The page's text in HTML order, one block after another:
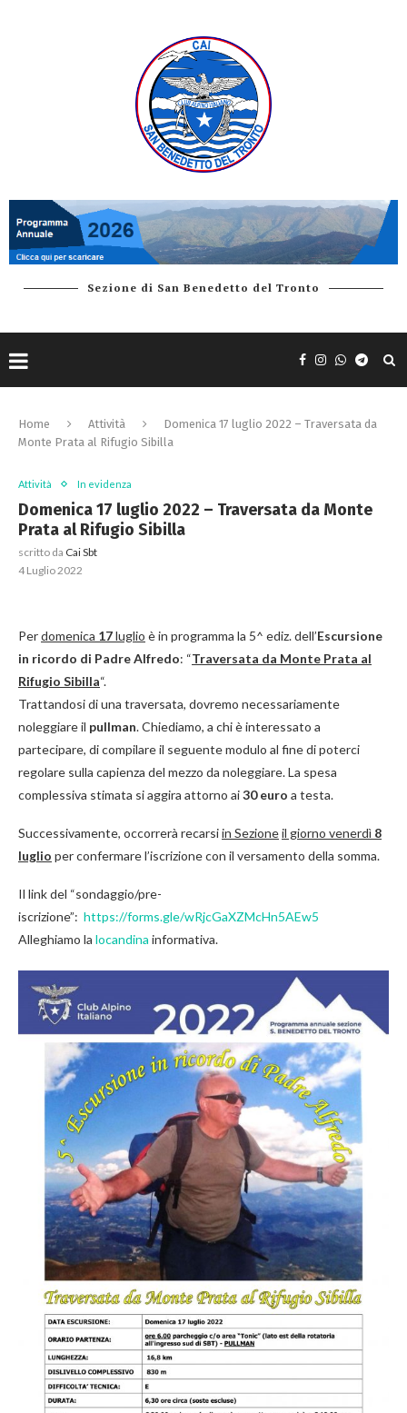
Sezione di San Benedetto del Tronto
Home Attività
Domenica 17 luglio 2022 – Traversata da
Monte Prata al Rifugio Sibilla
Attività In evidenza
Domenica 17 luglio 2022 – Traversata da Monte
Prata al Rifugio Sibilla
scritto da Cai Sbt
4 Luglio 2022
Perdomenica 17luglio è in programma la 5^ ediz. dell’Escursione
in ricordo di Padre Alfredo: “Traversata da Monte Prata al
Rifugio Sibilla“.
Trattandosi di una traversata, dovremo necessariamente
noleggiare il pullman. Chiediamo, a chi è interessato a
partecipare, di compilare il seguente modulo al fine di poterci
regolare sulla capienza del mezzo da noleggiare. La spesa
complessiva stimata si aggira attorno ai30 euro a testa.
Successivamente, occorrerà recarsiin Sezioneil giorno venerdì 8
luglio per confermare l’iscrizione con il versamento della somma.
Il link del “sondaggio/pre-
iscrizione”: https://forms.gle/wRjcGaXZMcHn5AEw5
Alleghiamo la locandina informativa.